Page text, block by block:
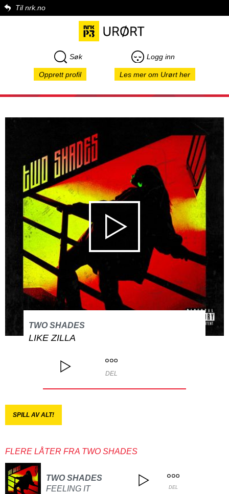
Til nrk.no
Søk Logg inn
Opprett profil Les mer om Urørt her
TWO SHADES
LIKE ZILLA
DEL
SPILL AV ALT!
FLERE LÅTER FRA TWO SHADES
TWO SHADES
FEELING IT
DEL